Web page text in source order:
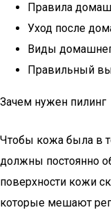
Правила
Уход после
Виды
Правильный
Зачем нужен пилинг
Чтобы кожа была в
должны постоянно
поверхности кожи
которые мешают